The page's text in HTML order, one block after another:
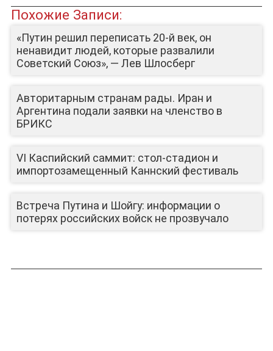
ДЕПУТАТЫ К СЪЕЗДУ
ЮТУБ-КАНАЛ
Похожие Записи:
«Путин решил переписать 20-й век, он
ненавидит людей, которые развалили
Советский Союз», — Лев Шлосберг
Авторитарным странам рады. Иран и
Аргентина подали заявки на членство в
БРИКС
VI Каспийский саммит: стол-стадион и
импортозамещенный Каннский фестиваль
Встреча Путина и Шойгу: информации о
потерях российских войск не прозвучало